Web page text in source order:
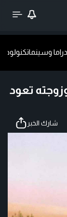
دراما وسينماتكنولوجيا
تعود
شارك الخبر